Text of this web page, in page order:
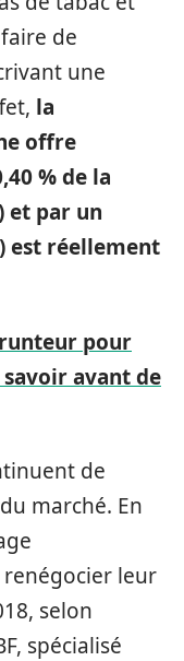
de
une
la
offre
% de la
et par un
est réellement
pour
avant de
de
marché. En
renégocier leur
selon
spécialisé